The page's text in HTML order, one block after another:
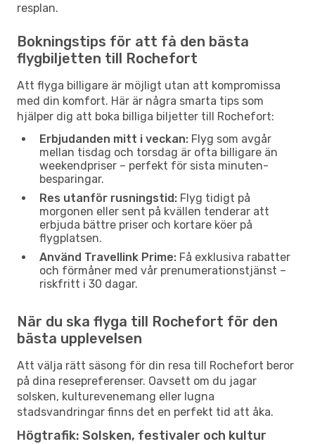
resplan.
Bokningstips för att få den bästa
flygbiljetten till Rochefort
Att flyga billigare är möjligt utan att kompromissa
med din komfort. Här är några smarta tips som
hjälper dig att boka billiga biljetter till Rochefort:
Erbjudanden mitt i veckan: Flyg som avgår
mellan tisdag och torsdag är ofta billigare än
weekendpriser – perfekt för sista minuten-
besparingar.
Res utanför rusningstid: Flyg tidigt på
morgonen eller sent på kvällen tenderar att
erbjuda bättre priser och kortare köer på
flygplatsen.
Använd Travellink Prime: Få exklusiva rabatter
och förmåner med vår prenumerationstjänst –
riskfritt i 30 dagar.
När du ska flyga till Rochefort för den
bästa upplevelsen
Att välja rätt säsong för din resa till Rochefort beror
på dina resepreferenser. Oavsett om du jagar
solsken, kulturevenemang eller lugna
stadsvandringar finns det en perfekt tid att åka.
Högtrafik: Solsken, festivaler och kultur